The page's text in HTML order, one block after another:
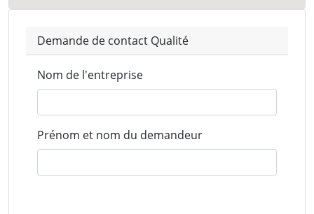
Demande de contact Qualité
Nom de l'entreprise
Prénom et nom du demandeur